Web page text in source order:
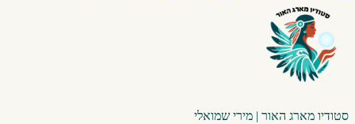
סטודיו מארג האור | מירי שמואלי